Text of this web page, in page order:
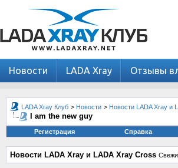
Новости LADA Xray Отзывы
LADA Xray Клуб > Новости > Новости LADA Xray и
I am the new guy
Регистрация Справка
Новости LADA Xray и LADA Xray Cross